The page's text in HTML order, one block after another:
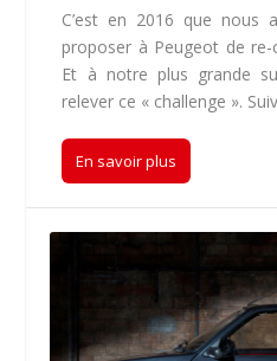
C’est en 2016 que nous
proposer à Peugeot de
Et à notre plus grande
relever ce « challenge ».
En savoir plus